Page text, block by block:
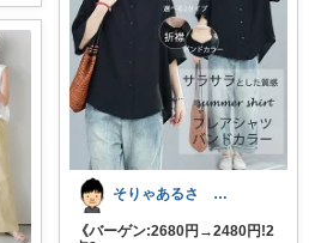
そりゃあるさ X@soryaarusa
《バーゲン:2680円→2480円!2